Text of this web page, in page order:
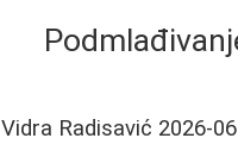
Vidra Radisavić 2026-